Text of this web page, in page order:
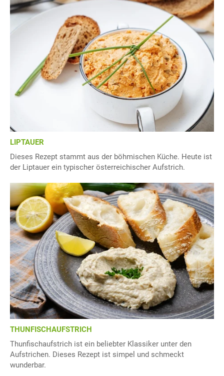
LIPTAUER
Dieses Rezept stammt aus der böhmischen Küche. Heute ist
der Liptauer ein typischer österreichischer Aufstrich.
THUNFISCHAUFSTRICH
Thunfischaufstrich ist ein beliebter Klassiker unter den
Aufstrichen. Dieses Rezept ist simpel und schmeckt
wunderbar.